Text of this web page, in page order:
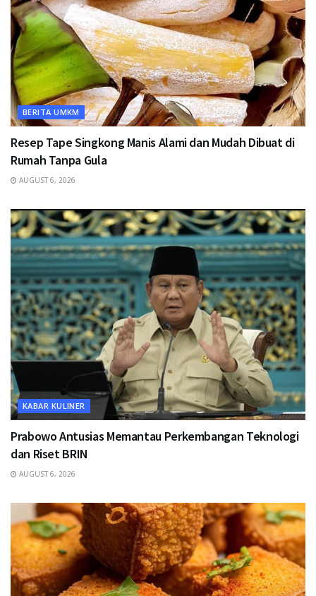
BERITA UMKM
Resep Tape Singkong Manis Alami dan Mudah Dibuat di
Rumah Tanpa Gula
AUGUST 6, 2026
KABAR KULINER
Prabowo Antusias Memantau Perkembangan Teknologi
dan Riset BRIN
AUGUST 6, 2026